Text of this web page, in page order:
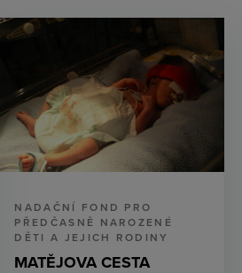
NADAČNÍ FOND PRO
PŘEDČASNĚ NAROZENÉ
DĚTI A JEJICH RODINY
MATĚJOVA CESTA